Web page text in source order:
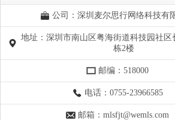
公司：深圳麦尔思行网络科技有
地址：深圳市南山区粤海街道科技园社区
栋2楼
邮编：518000
电话：0755-23966585
邮箱：mlsfjt@wemls.com